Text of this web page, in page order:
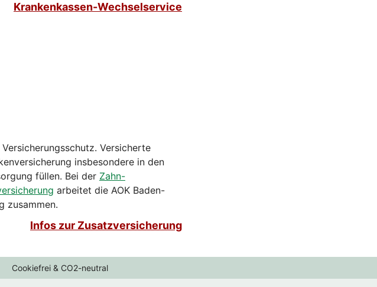
Krankenkassen-Wechselservice
Versicherte
insbesondere in den
füllen. Bei der Zahn-
arbeitet die AOK Baden-
zusammen.
Infos zur Zusatzversicherung
Cookiefrei & CO2-neutral